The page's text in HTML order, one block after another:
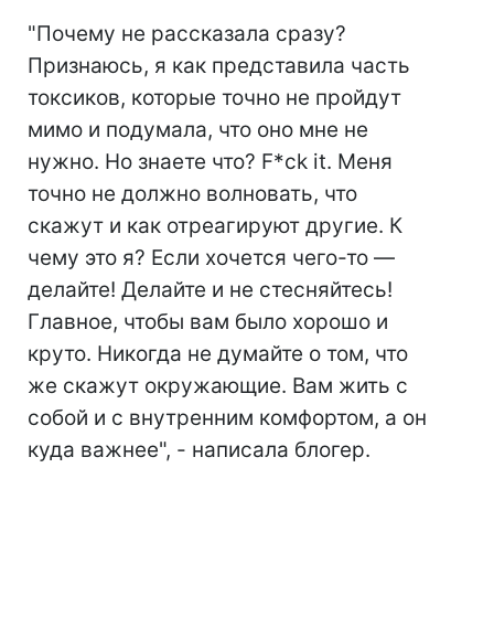
"Почему не рассказала сразу?
Признаюсь, я как представила часть
токсиков, которые точно не пройдут
мимо и подумала, что оно мне не
нужно. Но знаете что? F*ck it. Меня
точно не должно волновать, что
скажут и как отреагируют другие. К
чему это я? Если хочется чего-то —
делайте! Делайте и не стесняйтесь!
Главное, чтобы вам было хорошо и
круто. Никогда не думайте о том, что
же скажут окружающие. Вам жить с
собой и с внутренним комфортом, а он
куда важнее", - написала блогер.